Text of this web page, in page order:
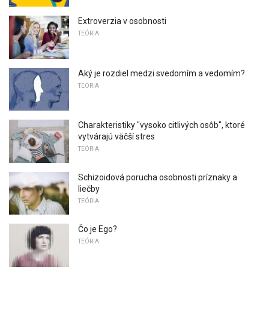
Extroverzia v osobnosti
TEÓRIA
Aký je rozdiel medzi svedomím a vedomím?
TEÓRIA
Charakteristiky "vysoko citlivých osôb", ktoré
vytvárajú väčší stres
TEÓRIA
Schizoidová porucha osobnosti príznaky a
liečby
TEÓRIA
Čo je Ego?
TEÓRIA